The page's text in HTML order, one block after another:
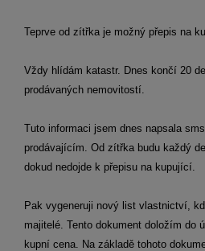
Teprve od zítřka je možný přepis na
Vždy hlídám katastr. Dnes končí 20
prodávaných nemovitostí.
Tuto informaci jsem dnes napsala
prodávajícím. Od zítřka budu každý
dokud nedojde k přepisu na kupující.
Pak vygeneruji nový list vlastnictví,
majitelé. Tento dokument doložím do
kupní cena. Na základě tohoto